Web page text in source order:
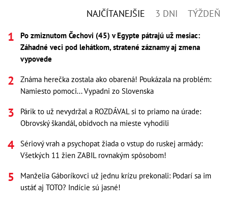
NAJČÍTANEJŠIE 3 DNI TÝŽDEŇ
Po zmiznutom Čechovi (45) v Egypte pátrajú už mesiac:
Záhadné veci pod lehátkom, stratené záznamy aj zmena
vypovede
Známa herečka zostala ako obarená! Poukázala na problém:
Namiesto pomoci... Vypadni zo Slovenska
Párik to už nevydržal a ROZDÁVAL si to priamo na úrade:
Obrovský škandál, obidvoch na mieste vyhodili
Sériový vrah a psychopat žiada o vstup do ruskej armády:
Všetkých 11 žien ZABIL rovnakým spôsobom!
Manželia Gáboríkovci už jednu krízu prekonali: Podarí sa im
ustáť aj TOTO? Indície sú jasné!